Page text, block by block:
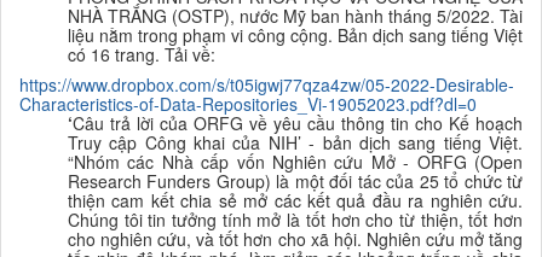
NHÀ TRẮNG (OSTP), nước Mỹ ban hành tháng 5/2022. Tài
liệu nằm trong phạm vi công cộng. Bản dịch sang tiếng Việt
có 16 trang. Tải về:
https://www.dropbox.com/s/t05igwj77qza4zw/05-2022-Desirable-
Characteristics-of-Data-Repositories_Vi-19052023.pdf?dl=0
‘Câu trả lời của ORFG về yêu cầu thông tin cho Kế hoạch
Truy cập Công khai của NIH’ - bản dịch sang tiếng Việt.
“Nhóm các Nhà cấp vốn Nghiên cứu Mở - ORFG (Open
Research Funders Group) là một đối tác của 25 tổ chức từ
thiện cam kết chia sẻ mở các kết quả đầu ra nghiên cứu.
Chúng tôi tin tưởng tính mở là tốt hơn cho từ thiện, tốt hơn
cho nghiên cứu, và tốt hơn cho xã hội. Nghiên cứu mở tăng